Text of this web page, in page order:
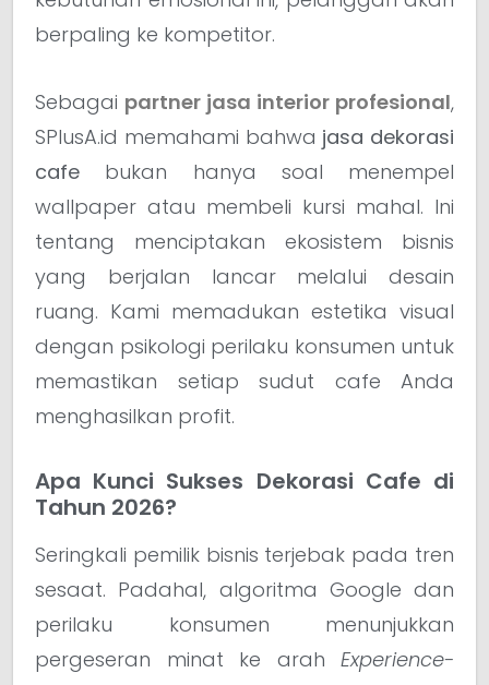
berpaling ke kompetitor.
Sebagai partner jasa interior profesional,
SPlusA.id memahami bahwa jasa dekorasi
cafe bukan hanya soal menempel
wallpaper atau membeli kursi mahal. Ini
tentang menciptakan ekosistem bisnis
yang berjalan lancar melalui desain
ruang. Kami memadukan estetika visual
dengan psikologi perilaku konsumen untuk
memastikan setiap sudut cafe Anda
menghasilkan profit.
Apa Kunci Sukses Dekorasi Cafe di
Tahun 2026?
Seringkali pemilik bisnis terjebak pada tren
sesaat. Padahal, algoritma Google dan
perilaku konsumen menunjukkan
pergeseran minat ke arah Experience-